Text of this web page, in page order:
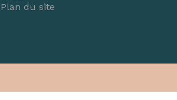
Plan du site